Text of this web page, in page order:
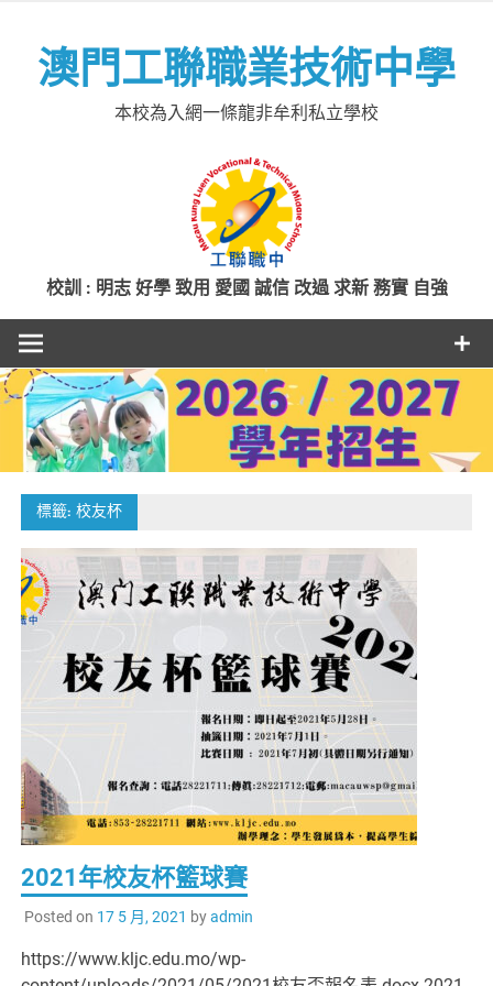
content澳門工聯職業技術中學
本校為入網一條龍非牟利私立學校
校訓 : 明志 好學 致用 愛國 誠信 改過 求新 務實 自強
標籤:校友杯
2021年校友杯籃球賽
Posted on 17 5 月, 2021 byadmin
https://www.kljc.edu.mo/wp-